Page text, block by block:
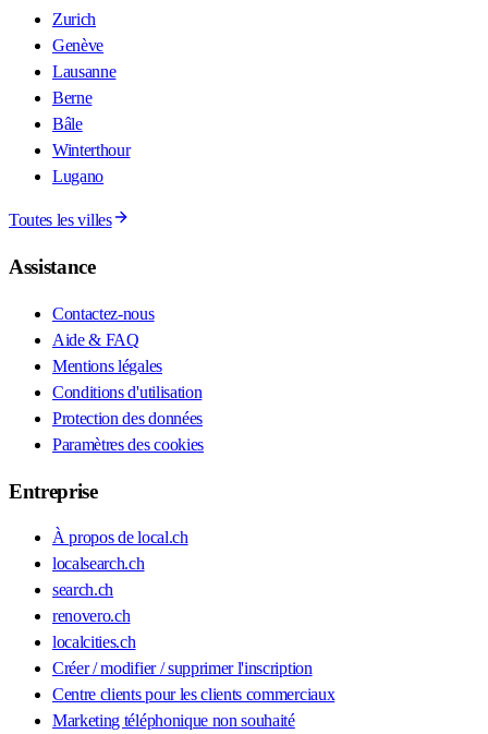
Zurich
Genève
Lausanne
Berne
Bâle
Winterthour
Lugano
Toutes les villes
Assistance
Contactez-nous
Aide & FAQ
Mentions légales
Conditions d'utilisation
Protection des données
Paramètres des cookies
Entreprise
À propos de local.ch
localsearch.ch
search.ch
renovero.ch
localcities.ch
Créer / modifier / supprimer l'inscription
Centre clients pour les clients commerciaux
Marketing téléphonique non souhaité